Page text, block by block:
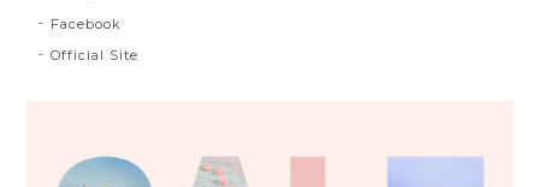
Facebook
Official Site